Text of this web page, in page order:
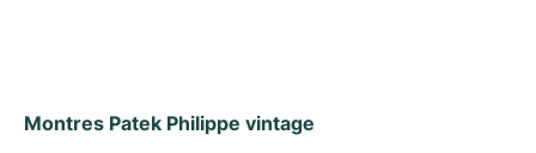
Montres Patek Philippe vintage